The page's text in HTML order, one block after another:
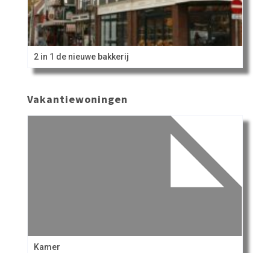
2 in 1 de nieuwe bakkerij
Vakantiewoningen
Kamer